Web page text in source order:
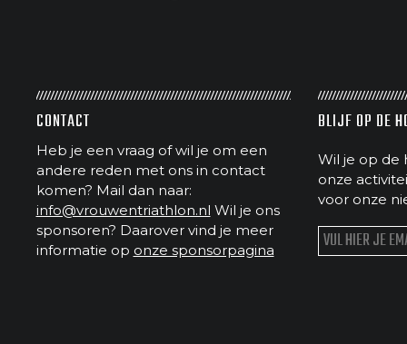
CONTACT
Heb je een vraag of wil je om een
andere reden met ons in contact
komen? Mail dan naar:
info@vrouwentriathlon.nl Wil je ons
sponsoren? Daarover vind je meer
informatie op onze sponsorpagina
BLIJF OP DE
Wil je op de
onze
voor onze